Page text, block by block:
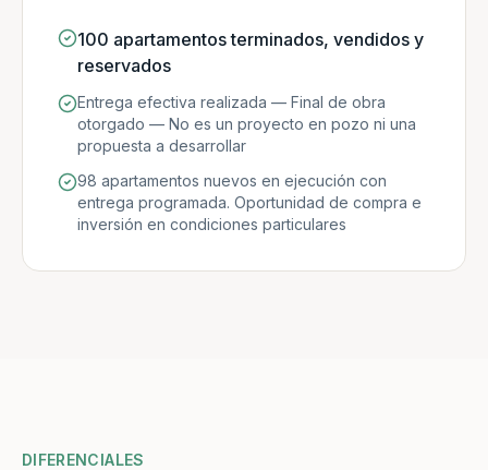
100 apartamentos terminados, vendidos y
reservados
Entrega efectiva realizada — Final de obra
otorgado — No es un proyecto en pozo ni una
propuesta a desarrollar
98 apartamentos nuevos en ejecución con
entrega programada. Oportunidad de compra e
inversión en condiciones particulares
DIFERENCIALES